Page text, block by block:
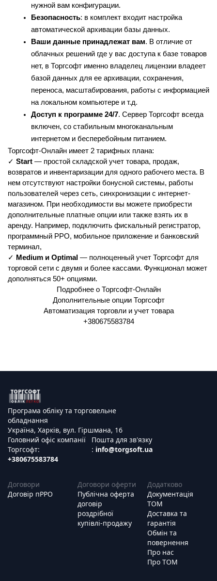
нужной вам конфигурации.
Безопасность: в комплект входит настройка
автоматической архивации базы данных.
Ваши данные принадлежат вам. В отличие от
облачных решений где у вас доступа к базе товаров
нет, в Торгсофт именно владелец лицензии владеет
базой данных для ее архивации, сохранения,
переноса, масштабирования, работы с информацией
на локальном компьютере и т.д.
Доступ к программе 24/7. Сервер Торгсофт всегда
включен, со стабильным многоканальным
интернетом и бесперебойным питанием.
Торгсофт-Онлайн имеет 2 тарифных плана:
✓ Start — простой складской учет товара, продаж,
возвратов и инвентаризации для одного рабочего места. В
нем отсутствуют настройки бонусной системы, работы
пользователей через сеть, синхронизации с интернет-
магазином. При необходимости вы можете приобрести
дополнительные платные опции или также взять их в
аренду. Например, подключить фискальный регистратор,
программный РРО, мобильное приложение и банковский
терминал,
✓ Medium и Optimal — полноценный учет Торгсофт для
торговой сети с двумя и более кассами. Функционал может
дополняться 50+ опциями.
Подробнее о Торгсофт-Онлайн
Дополнительные опции Торгсофт
Автоматизация торговли и учет товара
+380675583784
Програма обліку та торговельне
обладнання
Україна, Харків, вул. Гіршмана, 16
Головний офіс компанії
Торгсофт:
+380675583784
Пошта для зв'язку
: info@torgsoft.ua
Договори
Договір пРРО
Договори оферти
Публічна оферта
договір
роздрібної
купівлі-продажу
Додатково
Документація
ТОМ
Доставка та
гарантія
Обмін та
повернення
Про нас
Про ТОМ